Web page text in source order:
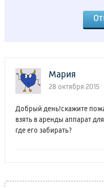
Мария
28 октября 2015
Добрый день!скажите
взять в аренды аппарат
где его забирать?